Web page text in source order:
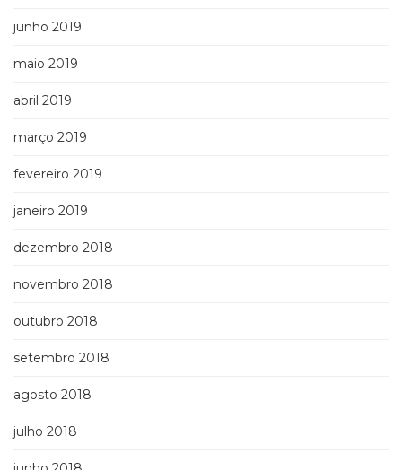
junho 2019
maio 2019
abril 2019
março 2019
fevereiro 2019
janeiro 2019
dezembro 2018
novembro 2018
outubro 2018
setembro 2018
agosto 2018
julho 2018